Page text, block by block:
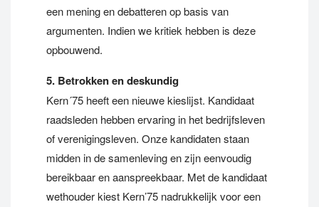
een mening en debatteren op basis van
argumenten. Indien we kritiek hebben is deze
opbouwend.
5. Betrokken en deskundig
Kern´75 heeft een nieuwe kieslijst. Kandidaat
raadsleden hebben ervaring in het bedrijfsleven
of verenigingsleven. Onze kandidaten staan
midden in de samenleving en zijn eenvoudig
bereikbaar en aanspreekbaar. Met de kandidaat
wethouder kiest Kern’75 nadrukkelijk voor een